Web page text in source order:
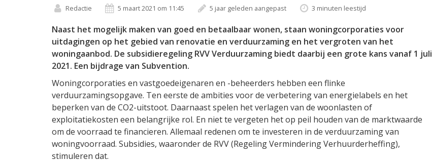
Redactie 5 maart 2021 om 11:45 5 jaar geleden aangepast 3 minuten leestijd
Naast het mogelijk maken van goed en betaalbaar wonen, staan woningcorporaties voor
uitdagingen op het gebied van renovatie en verduurzaming en het vergroten van het
woningaanbod. De subsidieregeling RVV Verduurzaming biedt daarbij een grote kans vanaf 1 juli
2021. Een bijdrage van Subvention.
Woningcorporaties en vastgoedeigenaren en -beheerders hebben een flinke
verduurzamingsopgave. Ten eerste de ambities voor de verbetering van energielabels en het
beperken van de CO2-uitstoot. Daarnaast spelen het verlagen van de woonlasten of
exploitatiekosten een belangrijke rol. En niet te vergeten het op peil houden van de marktwaarde
om de voorraad te financieren. Allemaal redenen om te investeren in de verduurzaming van
woningvoorraad. Subsidies, waaronder de RVV (Regeling Vermindering Verhuurderheffing),
stimuleren dat.